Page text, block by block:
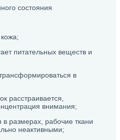
состояния
питательных веществ и
в
расстраивается,
внимания;
в размерах, рабочие ткани
неактивными;